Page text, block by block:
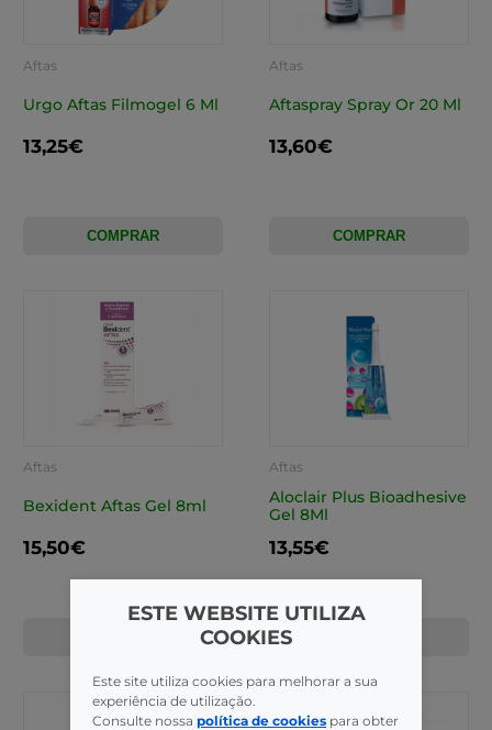
Aftas
Urgo Aftas Filmogel 6 Ml
13,25€
COMPRAR
Aftas
Aftaspray Spray Or 20 Ml
13,60€
COMPRAR
Aftas
Bexident Aftas Gel 8ml
15,50€
Aftas
Aloclair Plus Bioadhesive
Gel 8Ml
13,55€
ESTE WEBSITE UTILIZA
COOKIES
Este site utiliza cookies para melhorar a sua
experiência de utilização.
Consulte nossa política de cookies para obter